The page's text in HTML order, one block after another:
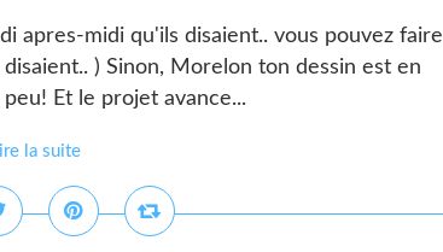
apres-midi qu'ils disaient.. vous pouvez faire
) Sinon, Morelon ton dessin est en
Et le projet avance...
la suite